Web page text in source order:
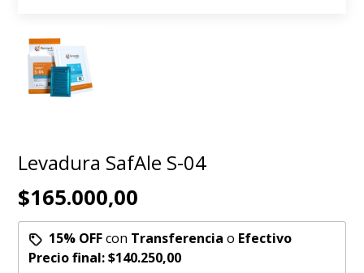
Levadura SafAle S-04
$165.000,00
15% OFFcon Transferencia o Efectivo
Precio final:$140.250,00